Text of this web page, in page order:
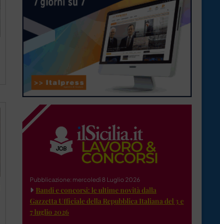
Pubblicazione: mercoledì 8 Luglio 2026
Bandi e concorsi: le ultime novità dalla
Gazzetta Ufficiale della Repubblica Italiana del 3 e
7 luglio 2026